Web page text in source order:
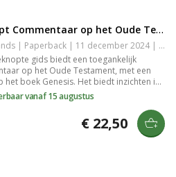
Beknopt Commentaar op het Oude Testament 1 het Boek Genesis
Nederlands | Paperback | 11 december 2024 | 248 pagina's | Basisbijbel | 9789059992818
gids biedt een toegankelijk
op het Oude Testament, met een
het boek Genesis. Het biedt inzichten in
thema's, verhalen en
waardoor je een dieper begrip krijgt
en hun betekenis. Ideaal voor wie
van het Oude Testament wil vergroten.
vanaf 15 augustus
€ 22,50